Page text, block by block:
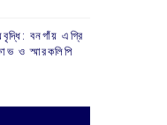
বনগাঁয় এগ্রি
ও স্মারকলিপি